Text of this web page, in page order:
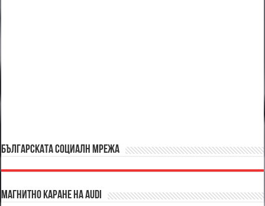
БЪЛГАРСКАТА СОЦИАЛН МРЕЖА
Магнитно каране на Audi